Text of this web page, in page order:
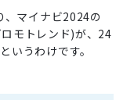
、マイナビ2024の
モトレンド)が、24
いうわけです。